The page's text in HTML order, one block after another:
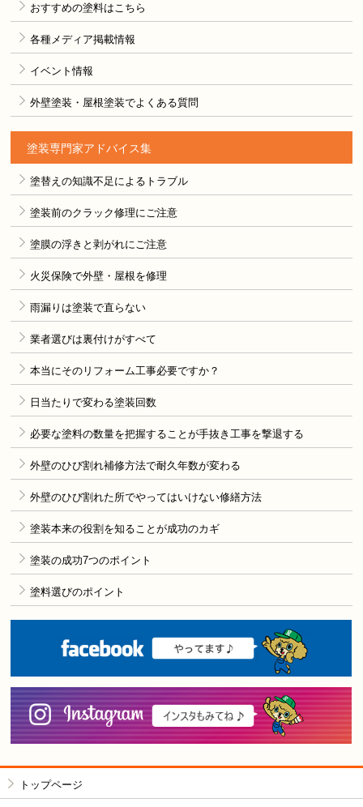
おすすめの塗料はこちら
各種メディア掲載情報
イベント情報
外壁塗装・屋根塗装でよくある質問
塗装専門家アドバイス集
塗替えの知識不足によるトラブル
塗装前のクラック修理にご注意
塗膜の浮きと剥がれにご注意
火災保険で外壁・屋根を修理
雨漏りは塗装で直らない
業者選びは裏付けがすべて
本当にそのリフォーム工事必要ですか？
日当たりで変わる塗装回数
必要な塗料の数量を把握することが手抜き工事を撃退する
外壁のひび割れ補修方法で耐久年数が変わる
外壁のひび割れた所でやってはいけない修繕方法
塗装本来の役割を知ることが成功のカギ
塗装の成功7つのポイント
塗料選びのポイント
トップページ